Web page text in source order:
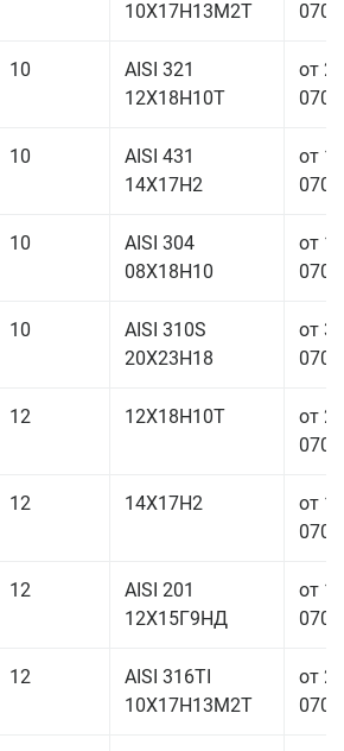
10Х17Н13М2Т
10
AISI 321
12Х18Н10Т
от
10
AISI 431
14Х17Н2
от
10
AISI 304
08Х18Н10
от
10
AISI 310S
20Х23Н18
от
12 12Х18Н10Т
от
12 14Х17Н2
от
12
AISI 201
12Х15Г9НД
от
12
AISI 316TI
10Х17Н13М2Т
от